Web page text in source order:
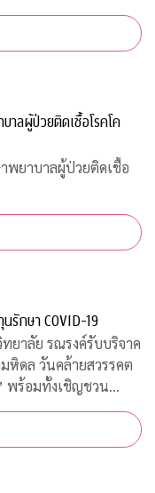
าลผู้ป่วยติดเชื้อโรคโค
พยาบาลผู้ป่วยติดเชื้อ
กษา COVID-19
าลัย รณรงค์รับบริจาค
หิดล วันคล้ายสวรรคต
พร้อมทั้งเชิญชวน
บทุนโครงการป้องกัน